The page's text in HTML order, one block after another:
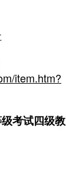
item.htm?
考试四级教